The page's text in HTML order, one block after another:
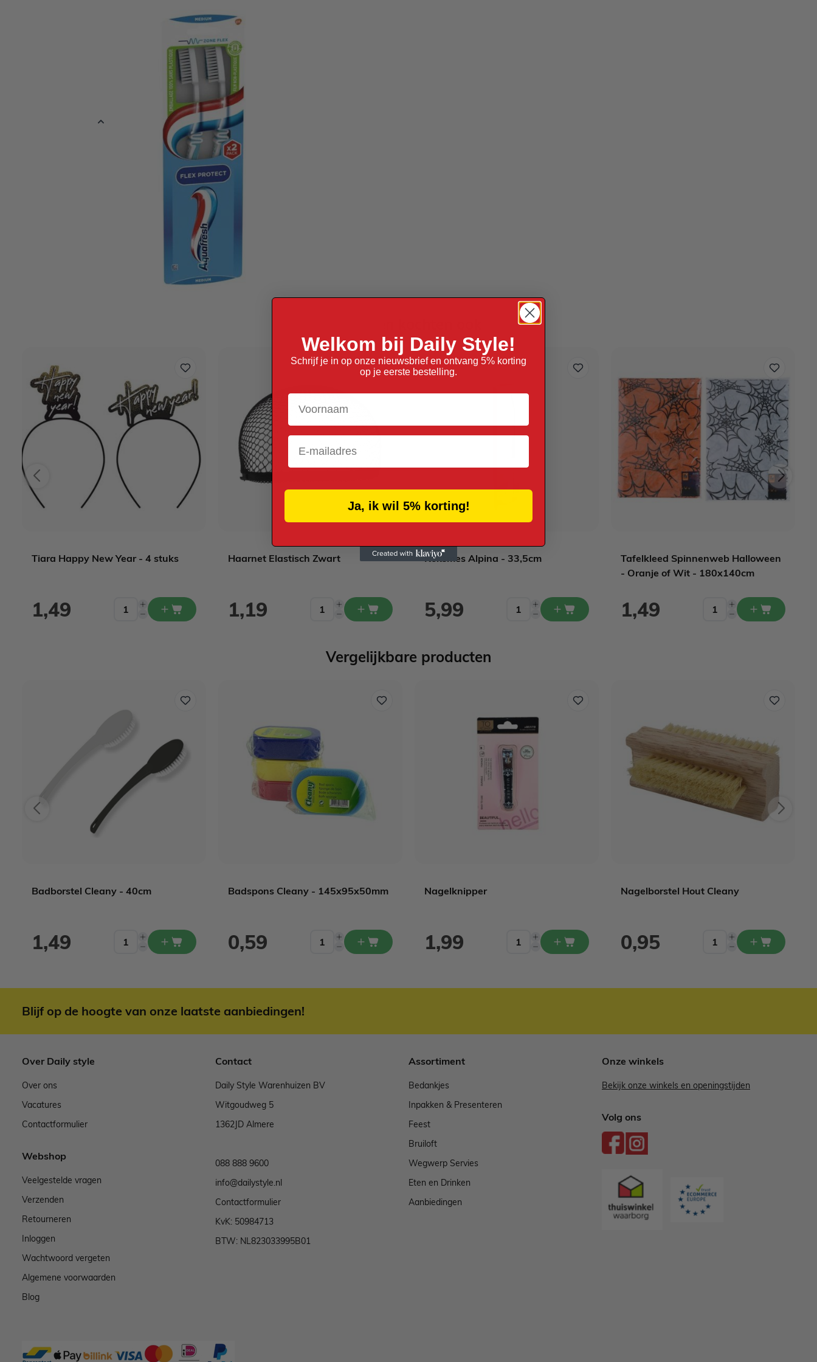
Een flexibele tandenborstel van Aquafresh die helpt beschadigingen van tandvlees, als
Medium kunt u uw tanden en kiezen grondig poetsen zonder het tandvlees te beschadigen.
De afgeronde borstelharen, gecombineerd met een flexibele hals helpen de druk op het
tandvlees tijdens het poetsen te controleren om zo het tandvlees te beschermen. De
tandenborstel verwijdert tandplak en is zacht voor het tandvlees. Elke verpakking bevat 2
5054563099327
Verpakt per 3 stuks
Mix
Tiara Happy New Year - 4 stuks
1,49
Haarnet Elastisch Zwart
1,19
Koksmes Alpina - 33,5cm
5,99
Tafelkleed Spinnenweb Halloween
- Oranje of Wit - 180x140cm
1,49
Vergelijkbare producten
Badborstel Cleany - 40cm
1,49
Badspons Cleany - 145x95x50mm
0,59
Nagelknipper
1,99
Nagelborstel Hout Cleany
0,95
Blijf op de hoogte van onze laatste aanbiedingen!
Over Daily style
Over ons
Vacatures
Contactformulier
Webshop
Veelgestelde vragen
Verzenden
Retourneren
Inloggen
Wachtwoord vergeten
Algemene voorwaarden
Blog
Contact
Daily Style Warenhuizen BV
Witgoudweg 5
1362JD Almere
088 888 9600
info@dailystyle.nl
Contactformulier
KvK: 50984713
BTW: NL823033995B01
Assortiment
Bedankjes
Inpakken & Presenteren
Feest
Bruiloft
Wegwerp Servies
Eten en Drinken
Aanbiedingen
Onze winkels
Bekijk onze winkels en openingstijden
Volg ons
Welkom bij Daily Style!
Schrijf je in op onze nieuwsbrief en ontvang 5% korting
op je eerste bestelling.
Voornaam
Email
Ja, ik wil 5% korting!